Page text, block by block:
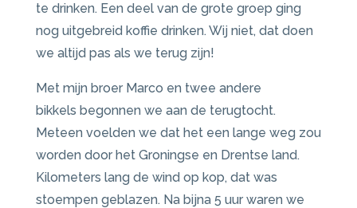
te drinken. Een deel van de grote groep ging
nog uitgebreid koffie drinken. Wij niet, dat doen
we altijd pas als we terug zijn!
Met mijn broer Marco en twee andere
bikkels begonnen we aan de terugtocht.
Meteen voelden we dat het een lange weg zou
worden door het Groningse en Drentse land.
Kilometers lang de wind op kop, dat was
stoempen geblazen. Na bijna 5 uur waren we